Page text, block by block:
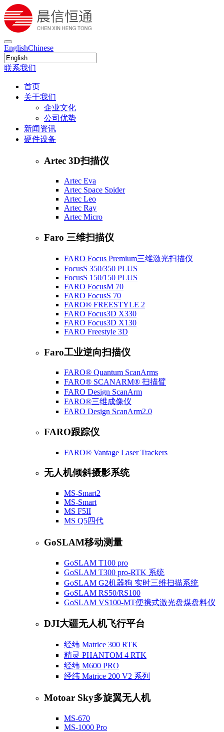
EnglishChinese
联系我们
首页
关于我们
企业文化
公司优势
新闻资讯
硬件设备
Artec 3D扫描仪
Artec Eva
Artec Space Spider
Artec Leo
Artec Ray
Artec Micro
Faro 三维扫描仪
FARO Focus Premium三维激光扫描仪
FocusS 350/350 PLUS
FocusS 150/150 PLUS
FARO FocusM 70
FARO FocusS 70
FARO® FREESTYLE 2
FARO Focus3D X330
FARO Focus3D X130
FARO Freestyle 3D
Faro工业逆向扫描仪
FARO® Quantum ScanArms
FARO® SCANARM® 扫描臂
FARO Design ScanArm
FARO®三维成像仪
FARO Design ScanArm2.0
FARO跟踪仪
FARO® Vantage Laser Trackers
无人机倾斜摄影系统
MS-Smart2
MS-Smart
MS F5II
MS Q5四代
GoSLAM移动测量
GoSLAM T100 pro
GoSLAM T300 pro-RTK 系统
GoSLAM G2机器狗 实时三维扫描系统
GoSLAM RS50/RS100
GoSLAM VS100-MT便携式激光盘煤盘料仪
DJI大疆无人机飞行平台
经纬 Matrice 300 RTK
精灵 PHANTOM 4 RTK
经纬 M600 PRO
经纬 Matrice 200 V2 系列
Motoar Sky多旋翼无人机
MS-670
MS-1000 Pro